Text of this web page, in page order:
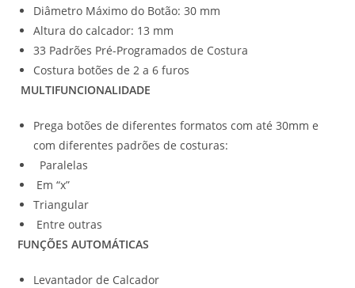
Diâmetro Máximo do Botão: 30 mm
Altura do calcador: 13 mm
33 Padrões Pré-Programados de Costura
Costura botões de 2 a 6 furos
MULTIFUNCIONALIDADE
Prega botões de diferentes formatos com até 30mm e
com diferentes padrões de costuras:
Paralelas
Em “x”
Triangular
Entre outras
FUNÇÕES AUTOMÁTICAS
Levantador de Calcador